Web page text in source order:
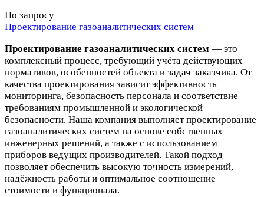
По запросу
Проектирование газоаналитических систем
Проектирование газоаналитических систем — это
комплексный процесс, требующий учёта действующих
нормативов, особенностей объекта и задач заказчика. От
качества проектирования зависит эффективность
мониторинга, безопасность персонала и соответствие
требованиям промышленной и экологической
безопасности. Наша компания выполняет проектирование
газоаналитических систем на основе собственных
инженерных решений, а также с использованием
приборов ведущих производителей. Такой подход
позволяет обеспечить высокую точность измерений,
надёжность работы и оптимальное соотношение
стоимости и функционала.